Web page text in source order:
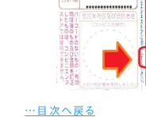
…目次へ戻る